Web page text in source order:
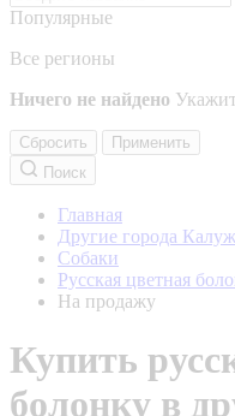
Популярные
Все регионы
Ничего не найдено
Сбросить
Применить
Поиск
Главная
Другие города
Собаки
Русская цветная
На продажу
Купить
болонку в